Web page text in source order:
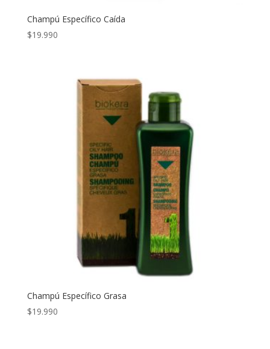
Champú Específico Caída
$19.990
Champú Específico Grasa
$19.990